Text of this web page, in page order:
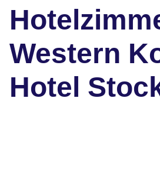
Western
Hotel